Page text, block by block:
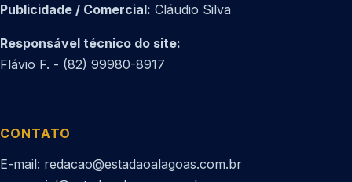
Publicidade / Comercial: Cláudio Silva
Responsável técnico do site:
Flávio F. - (82) 99980-8917
CONTATO
E-mail: redacao@estadaoalagoas.com.br